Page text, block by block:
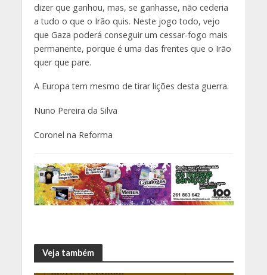
dizer que ganhou, mas, se ganhasse, não cederia
a tudo o que o Irão quis. Neste jogo todo, vejo
que Gaza poderá conseguir um cessar-fogo mais
permanente, porque é uma das frentes que o Irão
quer que pare.
A Europa tem mesmo de tirar lições desta guerra.
Nuno Pereira da Silva
Coronel na Reforma
Veja também